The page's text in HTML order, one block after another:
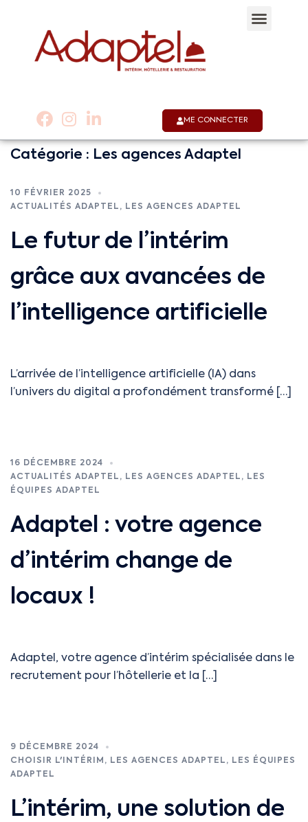
ME CONNECTER
Catégorie : Les agences Adaptel
10 FÉVRIER 2025
ACTUALITÉS ADAPTEL , LES AGENCES ADAPTEL
Le futur de l’intérim
grâce aux avancées de
l’intelligence artificielle
L’arrivée de l’intelligence artificielle (IA) dans
l’univers du digital a profondément transformé […]
16 DÉCEMBRE 2024
ACTUALITÉS ADAPTEL , LES AGENCES ADAPTEL , LES
ÉQUIPES ADAPTEL
Adaptel : votre agence
d’intérim change de
locaux !
Adaptel, votre agence d’intérim spécialisée dans le
recrutement pour l’hôtellerie et la […]
9 DÉCEMBRE 2024
CHOISIR L'INTÉRIM , LES AGENCES ADAPTEL , LES ÉQUIPES
ADAPTEL
L’intérim, une solution de